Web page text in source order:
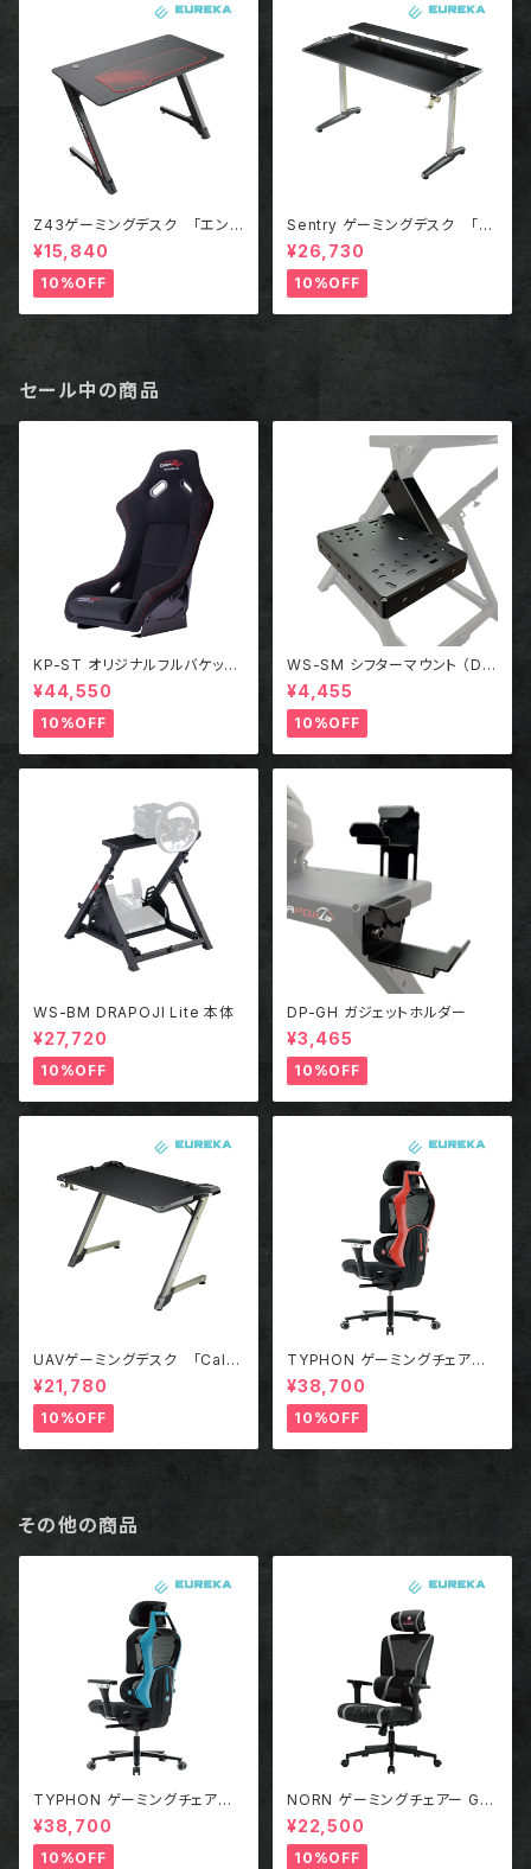
Z43ゲーミングデスク 「エント
リーモデル」
¥15,840
10%OFF
Sentry ゲーミングデスク 「C
all Of Duty コラボモデル」
¥26,730
10%OFF
セール中の商品
KP-ST オリジナルフルバケット
シート
¥44,550
10%OFF
WS-SM シフターマウント （DR
APOJI Lite専用オプション）
¥4,455
10%OFF
WS-BM DRAPOJI Lite 本体
¥27,720
10%OFF
DP-GH ガジェットホルダー
¥3,465
10%OFF
UAVゲーミングデスク 「Call
Of Duty コラボモデル」
¥21,780
10%OFF
TYPHON ゲーミングチェアー
RED
¥38,700
10%OFF
その他の商品
TYPHON ゲーミングチェアー
BLUE
¥38,700
10%OFF
NORN ゲーミングチェアー GR
AY
¥22,500
10%OFF